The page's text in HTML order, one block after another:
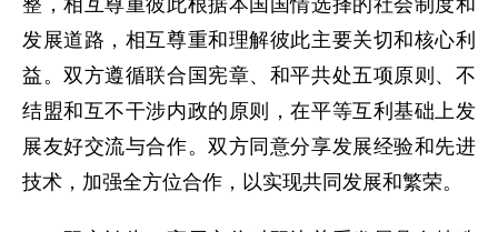
整，相互尊重彼此根据本国国情选择的社会制度和
发展道路，相互尊重和理解彼此主要关切和核心利
益。双方遵循联合国宪章、和平共处五项原则、不
结盟和互不干涉内政的原则，在平等互利基础上发
展友好交流与合作。双方同意分享发展经验和先进
技术，加强全方位合作，以实现共同发展和繁荣。